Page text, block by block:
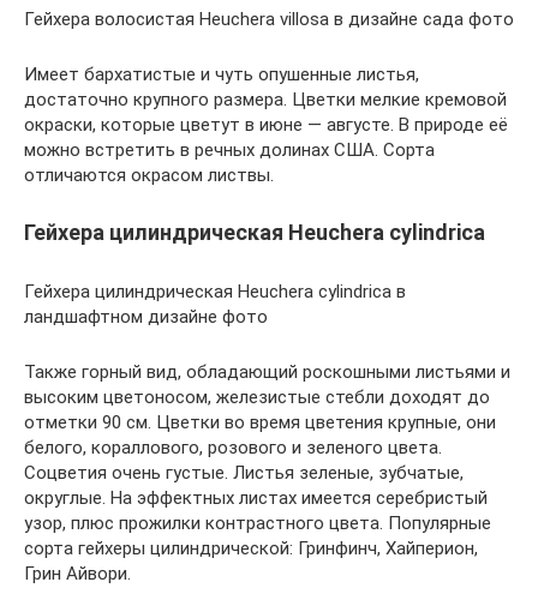
Гейхера волосистая Heuchera villosa в дизайне сада фото
Имеет бархатистые и чуть опушенные листья,
достаточно крупного размера. Цветки мелкие кремовой
окраски, которые цветут в июне — августе. В природе её
можно встретить в речных долинах США. Сорта
отличаются окрасом листвы.
Гейхера цилиндрическая Heuchera cylindrica
Гейхера цилиндрическая Heuchera cylindrica в
ландшафтном дизайне фото
Также горный вид, обладающий роскошными листьями и
высоким цветоносом, железистые стебли доходят до
отметки 90 см. Цветки во время цветения крупные, они
белого, кораллового, розового и зеленого цвета.
Соцветия очень густые. Листья зеленые, зубчатые,
округлые. На эффектных листах имеется серебристый
узор, плюс прожилки контрастного цвета. Популярные
сорта гейхеры цилиндрической: Гринфинч, Хайперион,
Грин Айвори.